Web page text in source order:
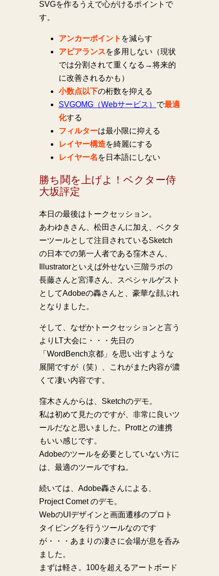
SVGを作るうえで心がけるポイントで
す。
アンカーポイント を減らす
アピアランスを多用しない（現状
では分割されて重くなる→将来的
に改善されるかも）
小数点以下の桁数を抑える
SVGOMG（Webサービス） で最適
化する
フィルターは最小限に抑える
レイヤー構造を綺麗にする
レイヤー名 を日本語にしない
勝ち鬨を上げよ！ベクター侍
大坂評定
本日の最後はトークセッション。
あわゆきさん、松田さんに加え、ベクタ
ーツールとして注目されているSketch
の日本での第一人者である窪木さん、
Illustratorといえば外せない三階ラボの
長藤さんと宮澤さん、スペシャルゲスト
としてAdobeの轟さんと、豪華な顔ぶれ
となりました。
そして、なぜかトークセッションと言う
よりLT大会に・・・先日の
「WordBench京都」を思い出すような
展開ですが（笑）、これがまた内容が濃
くて凄い内容です。
窪木さんからは、Sketchのデモ。
私は初めて見たのですが、非常に良いツ
ールだなと思いました。Prottとの連携
もいい感じです。
Adobeのツールを必要としていない方に
は、最適のツールですね。
続いては、Adobe轟さんによる、
Project Comet のデモ。
WebのUIデザインと画面遷移のプロト
タイピングを行うツールなのです
が・・・あまりの凄さに会場が息を呑み
ました。
まずは軽さ。100を超えるアートボード